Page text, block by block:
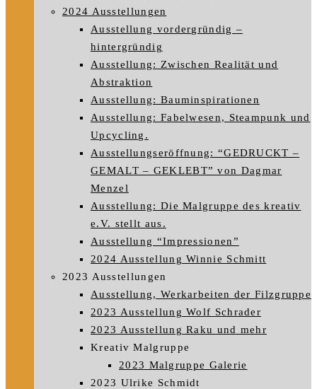
2024 Ausstellungen
Ausstellung vordergründig –
hintergründig
Ausstellung: Zwischen Realität und
Abstraktion
Ausstellung: Bauminspirationen
Ausstellung: Fabelwesen, Steampunk und
Upcycling.
Ausstellungseröffnung: “GEDRUCKT –
GEMALT – GEKLEBT” von Dagmar
Menzel
Ausstellung: Die Malgruppe des kreativ
e.V. stellt aus.
Ausstellung “Impressionen”
2024 Ausstellung Winnie Schmitt
2023 Ausstellungen
Ausstellung, Werkarbeiten der Filzgruppe
2023 Ausstellung Wolf Schrader
2023 Ausstellung Raku und mehr
Kreativ Malgruppe
2023 Malgruppe Galerie
2023 Ulrike Schmidt